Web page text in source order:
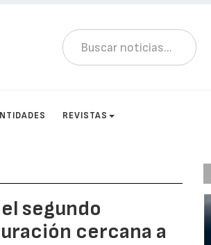
REVISTAS
segundo
cercana a